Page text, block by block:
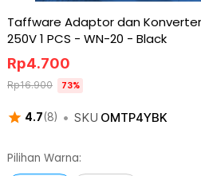
Taffware Adaptor dan Konverter
250V 1 PCS - WN-20 - Black
4.7(8) • SKU OMTP4YBK
Rp4.700
Rp16.900 73%
Pilihan Warna: